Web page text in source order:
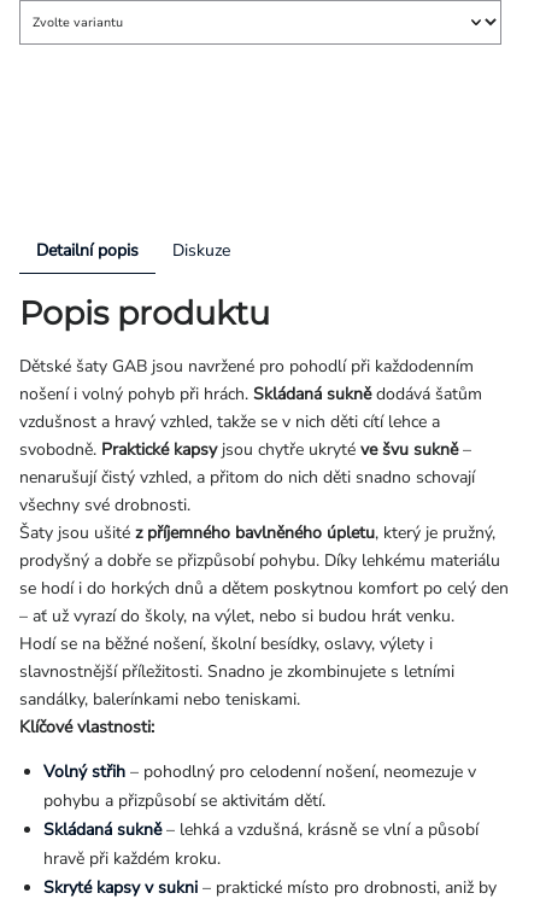
Detailní popis Diskuze
Popis produktu
Dětské šaty GAB jsou navržené pro pohodlí při každodenním
nošení i volný pohyb při hrách. Skládaná suknědodává šatům
vzdušnost a hravý vzhled, takže se v nich děti cítí lehce a
svobodně. Praktické kapsyjsou chytře ukryté ve švu sukně–
nenarušují čistý vzhled, a přitom do nich děti snadno schovají
všechny své drobnosti.
Šaty jsou ušité z příjemného bavlněného úpletu, který je pružný,
prodyšný a dobře se přizpůsobí pohybu. Díky lehkému materiálu
se hodí i do horkých dnů a dětem poskytnou komfort po celý den
– ať už vyrazí do školy, na výlet, nebo si budou hrát venku.
Hodí se na běžné nošení, školní besídky, oslavy, výlety i
slavnostnější příležitosti. Snadno je zkombinujete s letními
sandálky, balerínkami nebo teniskami.
Klíčové vlastnosti:
Volný střih – pohodlný pro celodenní nošení, neomezuje v
pohybu a přizpůsobí se aktivitám dětí.
Skládaná sukně– lehká a vzdušná, krásně se vlní a působí
hravě při každém kroku.
Skryté kapsy v sukni – praktické místo pro drobnosti, aniž by